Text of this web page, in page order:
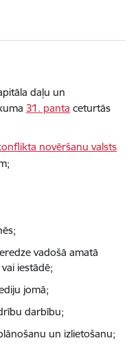
daļu un
31. panta ceturtās
novēršanu valsts
vadošā amatā
iestādē;
jomā;
darbību;
un izlietošanu;